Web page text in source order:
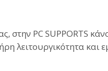
στην PC SUPPORTS
λειτουργικότητα και